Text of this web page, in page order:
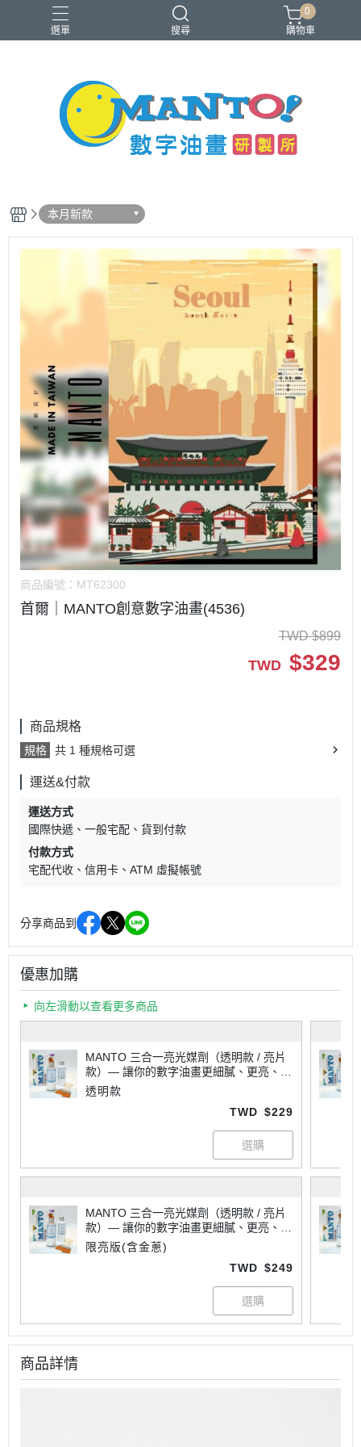
選單 搜尋
40x50cm 50x65cm
入門推薦款
本款免費升級淡彩縮時畫布
0
購物車
本月新款
商品編號： MT62300
首爾｜MANTO創意數字油畫(4536)
TWD $899
TWD $329
商品規格
規格 共 1 種規格可選
運送&付款
運送方式
國際快遞
一般宅配
貨到付款
付款方式
宅配代收
信用卡 ATM 虛擬帳號
分享商品到
優惠加購
向左滑動以查看更多商品
MANTO 三合一亮光媒劑（透明款 / 亮片
款）— 讓你的數字油畫更細膩、更亮、更
專業
透明款
TWD $229
MANTO 三合一亮光媒劑（透明款 / 亮片
款）— 讓你的數字油畫更細膩、更亮、更
專業
限亮版(含金蔥)
TWD $249
商品詳情